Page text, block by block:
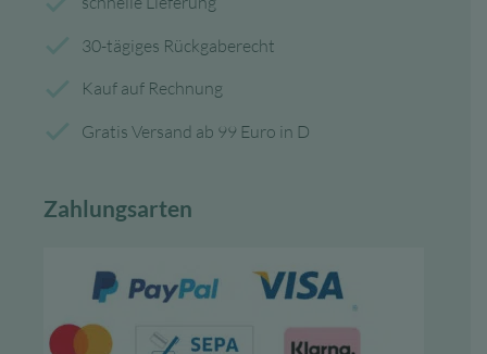
30-tägiges Rückgaberecht
Kauf auf Rechnung
Gratis Versand ab 99 Euro in D
Zahlungsarten